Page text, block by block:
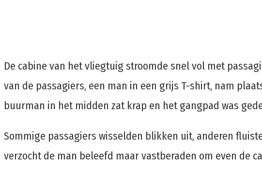
De cabine van het vliegtuig stroomde snel vol met
van de passagiers, een man in een grijs T-shirt, nam
buurman in het midden zat krap en het gangpad was
Sommige passagiers wisselden blikken uit, anderen
verzocht de man beleefd maar vastberaden om even de